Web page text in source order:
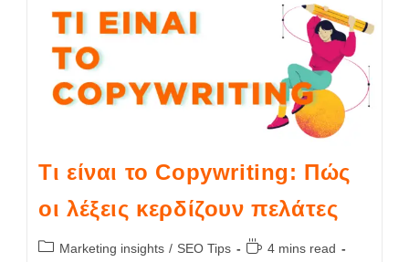
Τι είναι το Copywriting: Πώς
οι λέξεις κερδίζουν πελάτες
Marketing insights / SEO Tips
4 mins read